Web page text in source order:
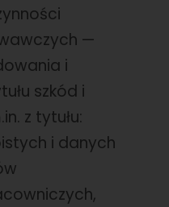
—
i
szkód i
z tytułu:
i danych